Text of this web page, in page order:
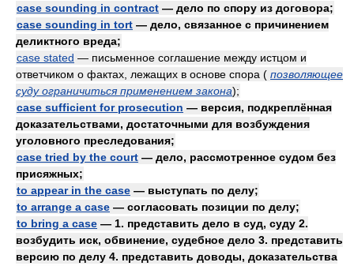
case sounding in contract — дело по спору из договора;
case sounding in tort — дело, связанное с причинением
деликтного вреда;
case stated — письменное соглашение между истцом и
ответчиком о фактах, лежащих в основе спора ( позволяющее
суду ограничиться применением закона);
case sufficient for prosecution — версия, подкреплённая
доказательствами, достаточными для возбуждения
уголовного преследования;
case tried by the court — дело, рассмотренное судом без
присяжных;
to appear in the case — выступать по делу;
to arrange a case — согласовать позиции по делу;
to bring a case — 1. представить дело в суд, суду 2.
возбудить иск, обвинение, судебное дело 3. представить
версию по делу 4. представить доводы, доказательства